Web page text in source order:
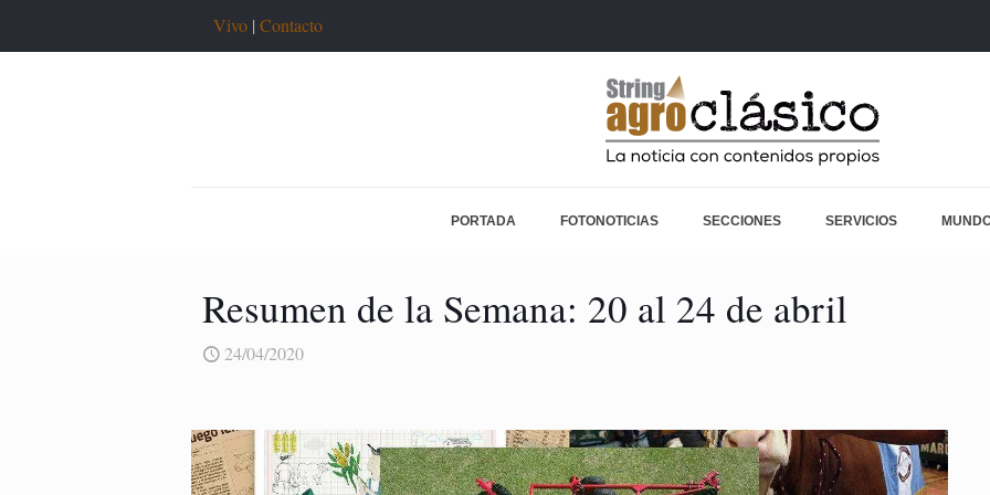
Vivo | Contacto
PORTADA FOTONOTICIAS SECCIONES SERVICIOS
Resumen de la Semana: 20 al 24 de abril
24/04/2020